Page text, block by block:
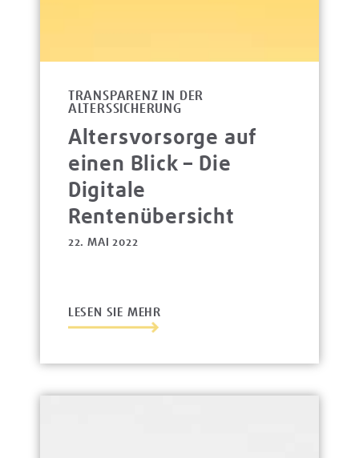
TRANSPARENZ IN DER
ALTERSSICHERUNG
Altersvorsorge auf
einen Blick – Die
Digitale
Rentenübersicht
22. MAI 2022
LESEN SIE MEHR